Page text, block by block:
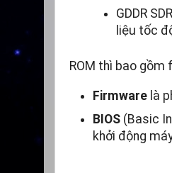
GDDR
liệu tốc
ROM thì bao gồm
Firmware là
BIOS (Basic
khởi động